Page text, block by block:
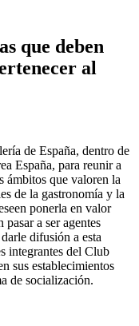
que deben
al
de España, dentro de
España, para reunir a
ámbitos que valoren la
de la gastronomía y la
ponerla en valor
a ser agentes
difusión a esta
integrantes del Club
sus establecimientos
de socialización.